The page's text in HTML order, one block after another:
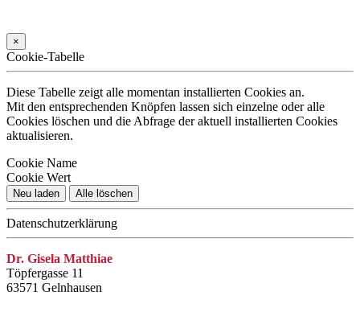
×
Cookie-Tabelle
Diese Tabelle zeigt alle momentan installierten Cookies an.
Mit den entsprechenden Knöpfen lassen sich einzelne oder alle
Cookies löschen und die Abfrage der aktuell installierten Cookies
aktualisieren.
Cookie Name
Cookie Wert
Neu laden Alle löschen
Datenschutzerklärung
Dr. Gisela Matthiae
Töpfergasse 11
63571 Gelnhausen